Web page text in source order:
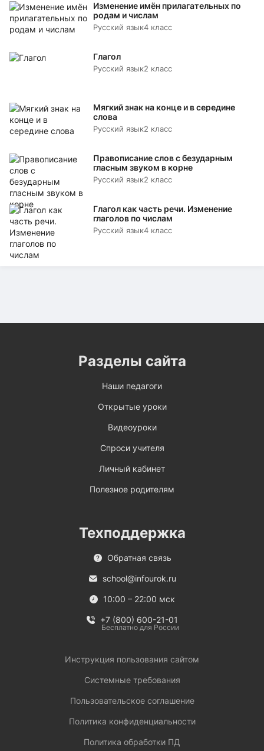
Изменение имён прилагательных по
родам и числам
Русский язык4 класс
Глагол
Русский язык2 класс
Мягкий знак на конце и в середине
слова
Русский язык2 класс
Правописание слов с безударным
гласным звуком в корне
Русский язык2 класс
Глагол как часть речи. Изменение
глаголов по числам
Русский язык4 класс
Разделы сайта
Наши педагоги
Открытые уроки
Видеоуроки
Спроси учителя
Личный кабинет
Полезное родителям
Техподдержка
Обратная связь
school@infourok.ru
10:00 – 22:00 мск
+7 (800) 600-21-01
Бесплатно для России
Инструкция пользования сайтом
Системные требования
Пользовательское соглашение
Политика конфиденциальности
Политика обработки ПД